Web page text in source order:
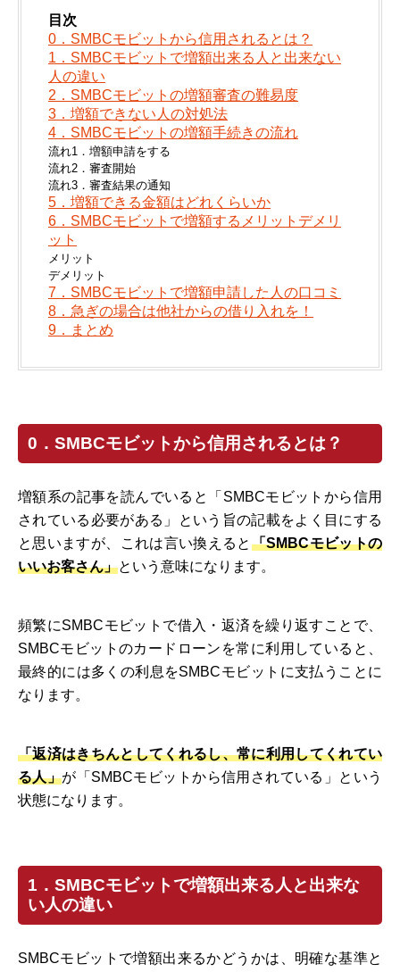
目次
0．SMBCモビットから信用されるとは？
1．SMBCモビットで増額出来る人と出来ない
人の違い
2．SMBCモビットの増額審査の難易度
3．増額できない人の対処法
4．SMBCモビットの増額手続きの流れ
流れ1．増額申請をする
流れ2．審査開始
流れ3．審査結果の通知
5．増額できる金額はどれくらいか
6．SMBCモビットで増額するメリットデメリ
ット
メリット
デメリット
7．SMBCモビットで増額申請した人の口コミ
8．急ぎの場合は他社からの借り入れを！
9．まとめ
0．SMBCモビットから信用されるとは？
増額系の記事を読んでいると「SMBCモビットから信用
されている必要がある」という旨の記載をよく目にする
と思いますが、これは言い換えると 「SMBCモビットの
いいお客さん」という意味になります。
頻繁にSMBCモビットで借入・返済を繰り返すことで、
SMBCモビットのカードローンを常に利用していると、
最終的には多くの利息をSMBCモビットに支払うことに
なります。
「返済はきちんとしてくれるし、常に利用してくれてい
る人」が「SMBCモビットから信用されている」という
状態になります。
1．SMBCモビットで増額出来る人と出来な
い人の違い
SMBCモビットで増額出来るかどうかは、明確な基準と